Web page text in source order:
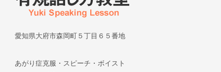
愛知県大府市森岡町５丁目６５番地
あがり症克服・スピーチ・ボイスト